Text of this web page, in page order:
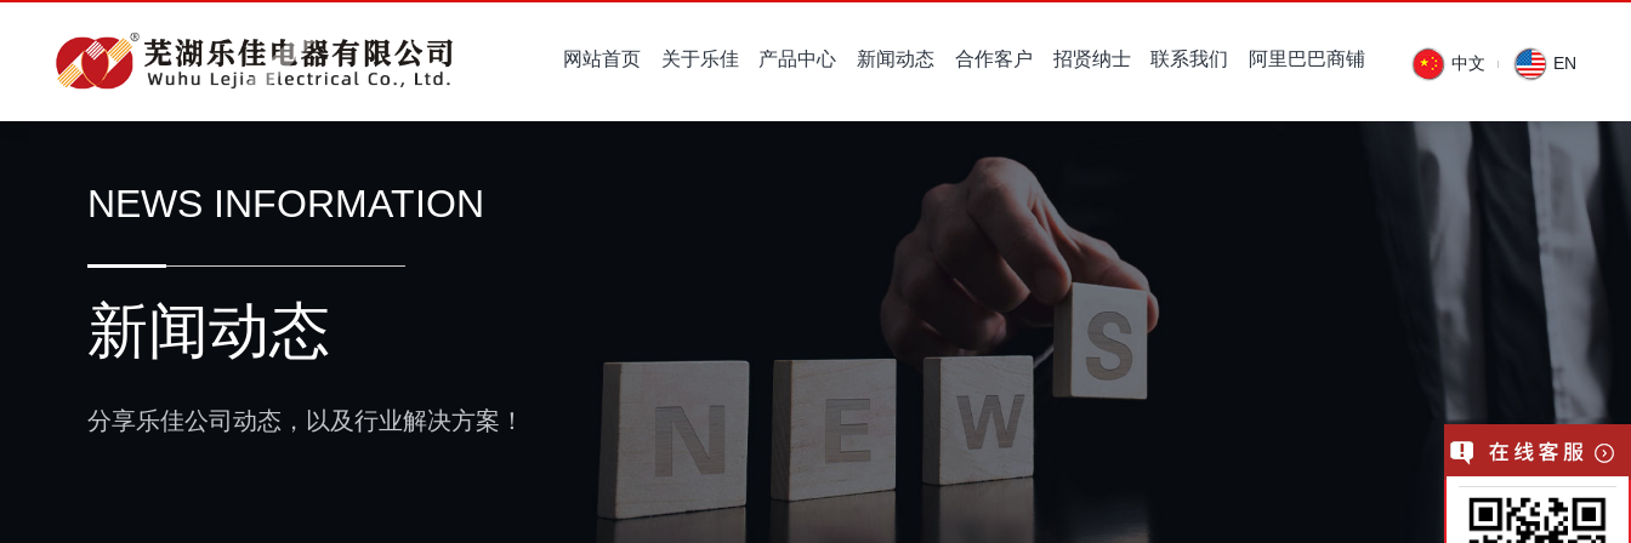
网站首页 关于乐佳 产品中心 新闻动态 合作客户 招贤纳士 联系我们 阿里巴巴商铺 中文 EN
NEWS INFORMATION
新闻动态
分享乐佳公司动态，以及行业解决方案！